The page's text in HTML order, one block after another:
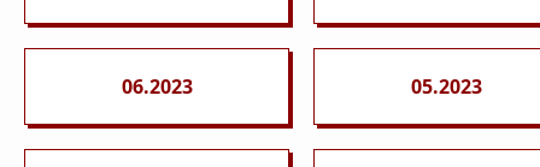
06.2023 05.2023